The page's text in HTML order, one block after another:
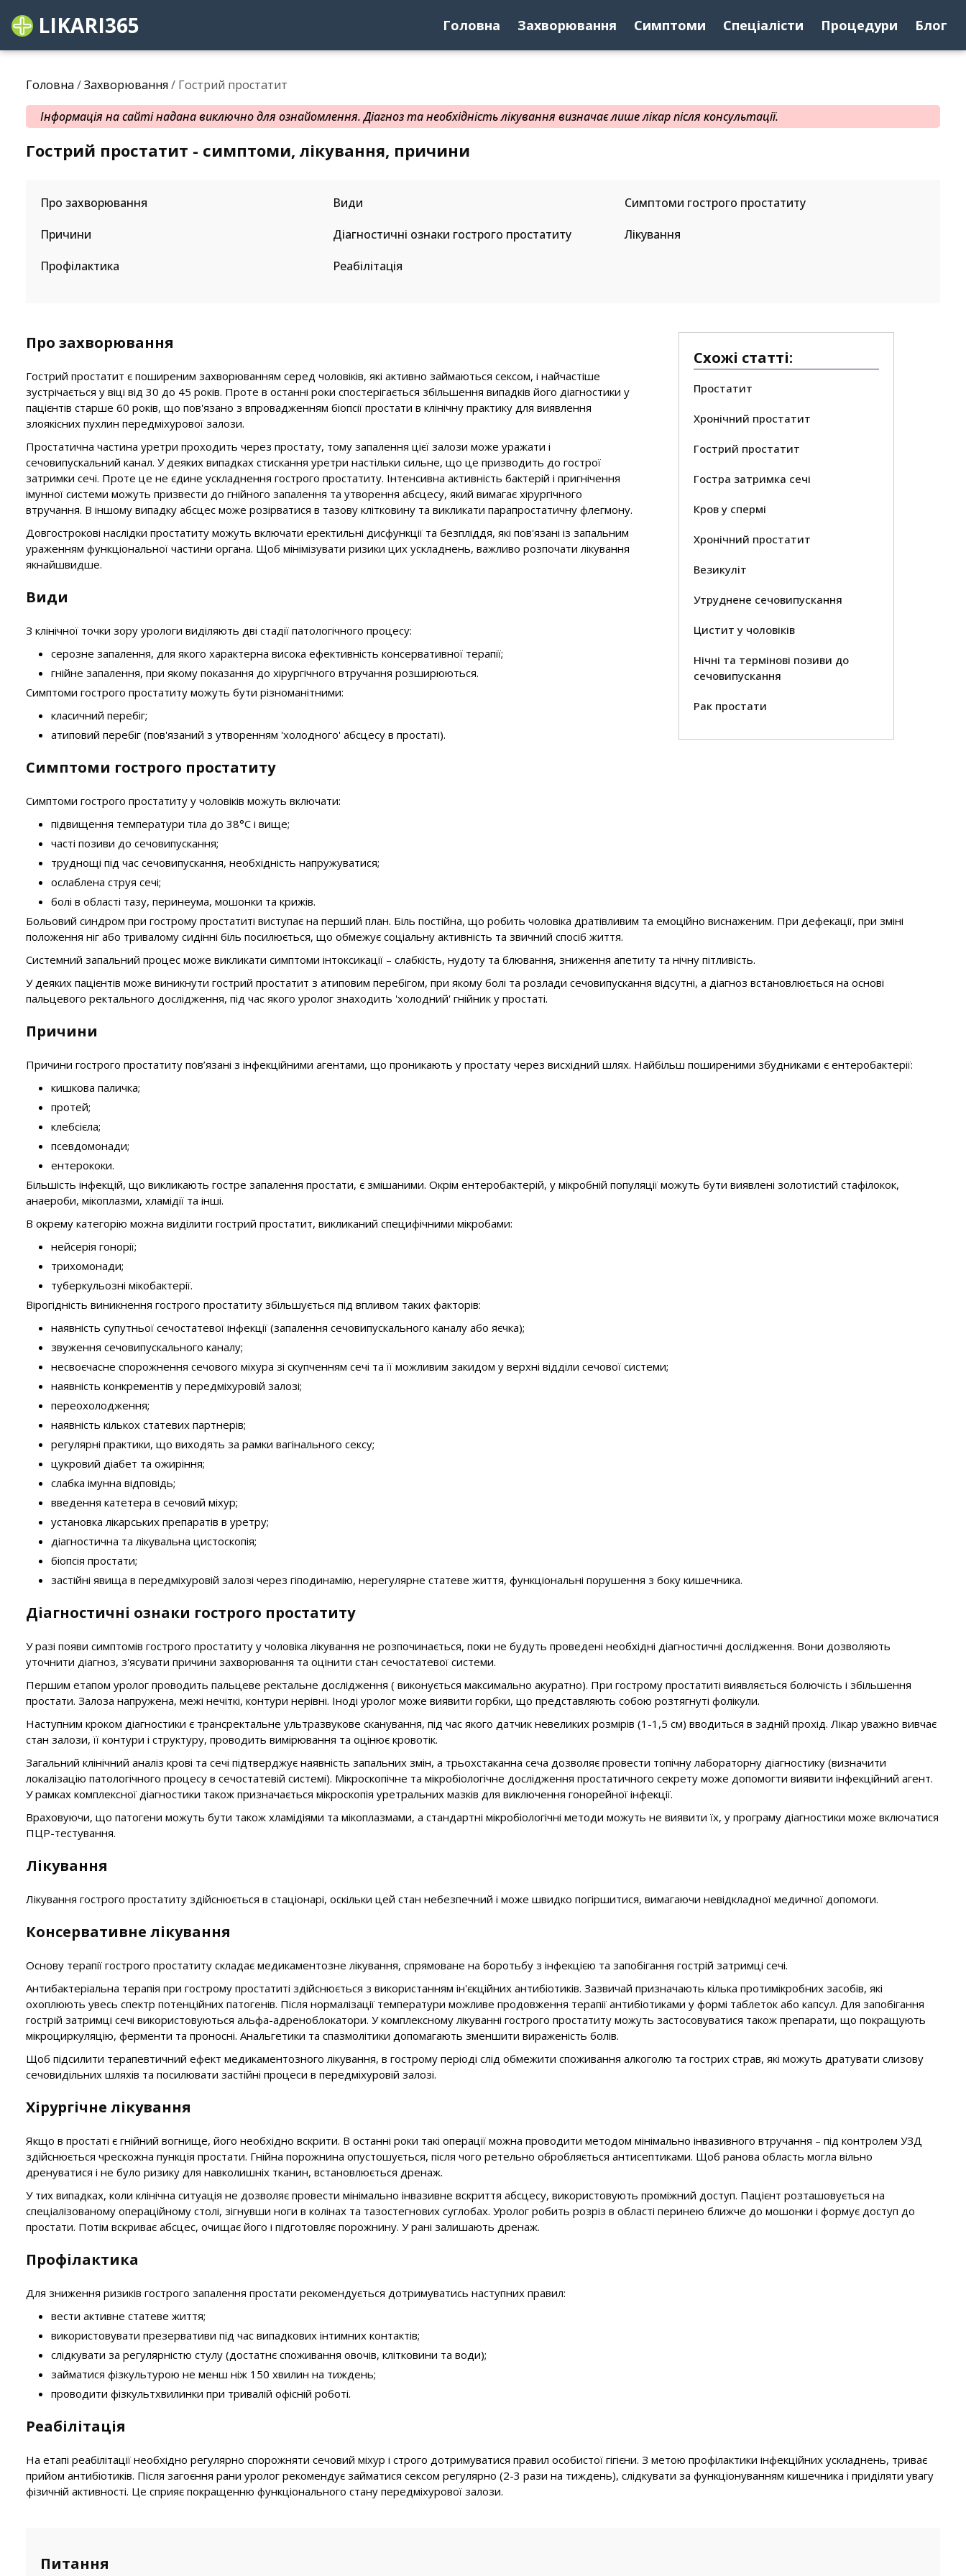
LIKARI365 Головна Захворювання Симптоми Спеціалісти Процедури Блог
Головна /Захворювання / Гострий простатит
Інформація на сайті надана виключно для ознайомлення. Діагноз та необхідність лікування визначає лише лікар після консультації.
Гострий простатит - симптоми, лікування, причини
Про захворювання Види
Симптоми гострого простатиту
Причини
Діагностичні ознаки гострого простатиту
Лікування
Профілактика
Реабілітація
Схожі статті:
Простатит
Хронічний простатит
Гострий простатит
Гостра затримка сечі
Кров у спермі
Хронічний простатит
Везикуліт
Утруднене сечовипускання
Цистит у чоловіків
Нічні та термінові позиви до
сечовипускання
Рак простати
Про захворювання
Гострий простатит є поширеним захворюванням серед чоловіків, які активно займаються сексом, і найчастіше
зустрічається у віці від 30 до 45 років. Проте в останні роки спостерігається збільшення випадків його діагностики у
пацієнтів старше 60 років, що пов'язано з впровадженням біопсії простати в клінічну практику для виявлення
злоякісних пухлин передміхурової залози.
Простатична частина уретри проходить через простату, тому запалення цієї залози може уражати і
сечовипускальний канал. У деяких випадках стискання уретри настільки сильне, що це призводить до гострої
затримки сечі. Проте це не єдине ускладнення гострого простатиту. Інтенсивна активність бактерій і пригнічення
імунної системи можуть призвести до гнійного запалення та утворення абсцесу, який вимагає хірургічного
втручання. В іншому випадку абсцес може розірватися в тазову клітковину та викликати парапростатичну флегмону.
Довгострокові наслідки простатиту можуть включати еректильні дисфункції та безпліддя, які пов'язані із запальним
ураженням функціональної частини органа. Щоб мінімізувати ризики цих ускладнень, важливо розпочати лікування
якнайшвидше.
Види
З клінічної точки зору урологи виділяють дві стадії патологічного процесу:
серозне запалення, для якого характерна висока ефективність консервативної терапії;
гнійне запалення, при якому показання до хірургічного втручання розширюються.
Симптоми гострого простатиту можуть бути різноманітними:
класичний перебіг;
атиповий перебіг (пов'язаний з утворенням 'холодного' абсцесу в простаті).
Симптоми гострого простатиту
Симптоми гострого простатиту у чоловіків можуть включати:
підвищення температури тіла до 38°C і вище;
часті позиви до сечовипускання;
труднощі під час сечовипускання, необхідність напружуватися;
ослаблена струя сечі;
болі в області тазу, перинеума, мошонки та крижів.
Больовий синдром при гострому простатиті виступає на перший план. Біль постійна, що робить чоловіка дратівливим та емоційно виснаженим. При дефекації, при зміні
положення ніг або тривалому сидінні біль посилюється, що обмежує соціальну активність та звичний спосіб життя.
Системний запальний процес може викликати симптоми інтоксикації – слабкість, нудоту та блювання, зниження апетиту та нічну пітливість.
У деяких пацієнтів може виникнути гострий простатит з атиповим перебігом, при якому болі та розлади сечовипускання відсутні, а діагноз встановлюється на основі
пальцевого ректального дослідження, під час якого уролог знаходить 'холодний' гнійник у простаті.
Причини
Причини гострого простатиту пов’язані з інфекційними агентами, що проникають у простату через висхідний шлях. Найбільш поширеними збудниками є ентеробактерії:
кишкова паличка;
протей;
клебсієла;
псевдомонади;
ентерококи.
Більшість інфекцій, що викликають гостре запалення простати, є змішаними. Окрім ентеробактерій, у мікробній популяції можуть бути виявлені золотистий стафілокок,
анаероби, мікоплазми, хламідії та інші.
В окрему категорію можна виділити гострий простатит, викликаний специфічними мікробами:
нейсерія гонорії;
трихомонади;
туберкульозні мікобактерії.
Вірогідність виникнення гострого простатиту збільшується під впливом таких факторів:
наявність супутньої сечостатевої інфекції (запалення сечовипускального каналу або яєчка);
звуження сечовипускального каналу;
несвоєчасне спорожнення сечового міхура зі скупченням сечі та її можливим закидом у верхні відділи сечової системи;
наявність конкрементів у передміхуровій залозі;
переохолодження;
наявність кількох статевих партнерів;
регулярні практики, що виходять за рамки вагінального сексу;
цукровий діабет та ожиріння;
слабка імунна відповідь;
введення катетера в сечовий міхур;
установка лікарських препаратів в уретру;
діагностична та лікувальна цистоскопія;
біопсія простати;
застійні явища в передміхуровій залозі через гіподинамію, нерегулярне статеве життя, функціональні порушення з боку кишечника.
Діагностичні ознаки гострого простатиту
У разі появи симптомів гострого простатиту у чоловіка лікування не розпочинається, поки не будуть проведені необхідні діагностичні дослідження. Вони дозволяють
уточнити діагноз, з'ясувати причини захворювання та оцінити стан сечостатевої системи.
Першим етапом уролог проводить пальцеве ректальне дослідження ( виконується максимально акуратно). При гострому простатиті виявляється болючість і збільшення
простати. Залоза напружена, межі нечіткі, контури нерівні. Іноді уролог може виявити горбки, що представляють собою розтягнуті фолікули.
Наступним кроком діагностики є трансректальне ультразвукове сканування, під час якого датчик невеликих розмірів (1-1,5 см) вводиться в задній прохід. Лікар уважно вивчає
стан залози, її контури і структуру, проводить вимірювання та оцінює кровотік.
Загальний клінічний аналіз крові та сечі підтверджує наявність запальних змін, а трьохстаканна сеча дозволяє провести топічну лабораторну діагностику (визначити
локалізацію патологічного процесу в сечостатевій системі). Мікроскопічне та мікробіологічне дослідження простатичного секрету може допомогти виявити інфекційний агент.
У рамках комплексної діагностики також призначається мікроскопія уретральних мазків для виключення гонорейної інфекції.
Враховуючи, що патогени можуть бути також хламідіями та мікоплазмами, а стандартні мікробіологічні методи можуть не виявити їх, у програму діагностики може включатися
ПЦР-тестування.
Лікування
Лікування гострого простатиту здійснюється в стаціонарі, оскільки цей стан небезпечний і може швидко погіршитися, вимагаючи невідкладної медичної допомоги.
Консервативне лікування
Основу терапії гострого простатиту складає медикаментозне лікування, спрямоване на боротьбу з інфекцією та запобігання гострій затримці сечі.
Антибактеріальна терапія при гострому простатиті здійснюється з використанням ін'єкційних антибіотиків. Зазвичай призначають кілька протимікробних засобів, які
охоплюють увесь спектр потенційних патогенів. Після нормалізації температури можливе продовження терапії антибіотиками у формі таблеток або капсул. Для запобігання
гострій затримці сечі використовуються альфа-адреноблокатори. У комплексному лікуванні гострого простатиту можуть застосовуватися також препарати, що покращують
мікроциркуляцію, ферменти та проносні. Анальгетики та спазмолітики допомагають зменшити вираженість болів.
Щоб підсилити терапевтичний ефект медикаментозного лікування, в гострому періоді слід обмежити споживання алкоголю та гострих страв, які можуть дратувати слизову
сечовидільних шляхів та посилювати застійні процеси в передміхуровій залозі.
Хірургічне лікування
Якщо в простаті є гнійний вогнище, його необхідно вскрити. В останні роки такі операції можна проводити методом мінімально інвазивного втручання – під контролем УЗД
здійснюється чрескожна пункція простати. Гнійна порожнина опустошується, після чого ретельно обробляється антисептиками. Щоб ранова область могла вільно
дренуватися і не було ризику для навколишніх тканин, встановлюється дренаж.
У тих випадках, коли клінічна ситуація не дозволяє провести мінімально інвазивне вскриття абсцесу, використовують проміжний доступ. Пацієнт розташовується на
спеціалізованому операційному столі, зігнувши ноги в колінах та тазостегнових суглобах. Уролог робить розріз в області перинею ближче до мошонки і формує доступ до
простати. Потім вскриває абсцес, очищає його і підготовляє порожнину. У рані залишають дренаж.
Профілактика
Для зниження ризиків гострого запалення простати рекомендується дотримуватись наступних правил:
вести активне статеве життя;
використовувати презервативи під час випадкових інтимних контактів;
слідкувати за регулярністю стулу (достатнє споживання овочів, клітковини та води);
займатися фізкультурою не менш ніж 150 хвилин на тиждень;
проводити фізкультхвилинки при тривалій офісній роботі.
Реабілітація
На етапі реабілітації необхідно регулярно спорожняти сечовий міхур і строго дотримуватися правил особистої гігієни. З метою профілактики інфекційних ускладнень, триває
прийом антибіотиків. Після загоєння рани уролог рекомендує займатися сексом регулярно (2-3 рази на тиждень), слідкувати за функціонуванням кишечника і приділяти увагу
фізичній активності. Це сприяє покращенню функціонального стану передміхурової залози.
Питання